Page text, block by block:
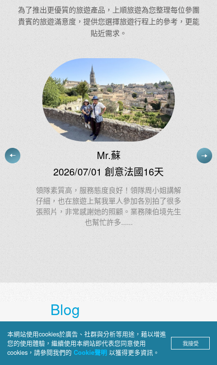
為了推出更優質的旅遊產品，上順旅遊為您整理每位參團
貴賓的旅遊滿意度，提供您選擇旅遊行程上的參考，更能
貼近需求。
施小姐
2026/07/03 慢遊東澳11天
阿德很棒！我給他：100000000分 1億分
Blog
上順部落格
深入介紹旅途見聞、景點攻略與文
本網站使用cookies於廣告、社群與分析等用途，藉以增進
您的使用體驗，繼續使用本網站即代表您同意使用
cookies，請參閱我們的 Cookie聲明 以獲得更多資訊。
我接受